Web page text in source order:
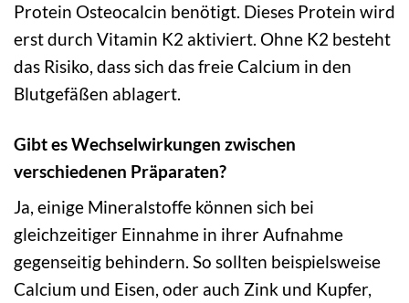
Protein Osteocalcin benötigt. Dieses Protein wird
erst durch Vitamin K2 aktiviert. Ohne K2 besteht
das Risiko, dass sich das freie Calcium in den
Blutgefäßen ablagert.
Gibt es Wechselwirkungen zwischen
verschiedenen Präparaten?
Ja, einige Mineralstoffe können sich bei
gleichzeitiger Einnahme in ihrer Aufnahme
gegenseitig behindern. So sollten beispielsweise
Calcium und Eisen, oder auch Zink und Kupfer,